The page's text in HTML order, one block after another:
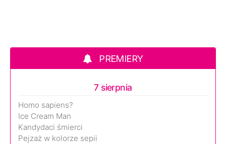
PREMIERY
7 sierpnia
Homo sapiens?
Ice Cream Man
Kandydaci śmierci
Pejzaż w kolorze sepii